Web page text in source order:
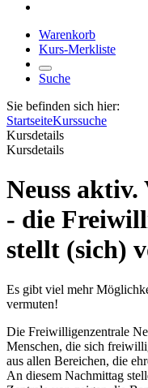
Warenkorb
Kurs-Merkliste
Suche
Sie befinden sich hier:
StartseiteKurssuche
Kursdetails
Kursdetails
Neuss
- die
stellt (sich)
Es gibt viel mehr
vermuten!
Die Freiwilligenzentrale
Menschen, die sich
aus allen Bereichen, die
An diesem Nachmittag